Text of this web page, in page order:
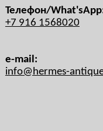
Телефон/
+7 916 1568020
e-mail:
info@hermes-